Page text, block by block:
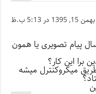
بهمن 15, 1395 در 5:13 ب.ظ
پیام تصویری یا همون
برا این کار؟
میکروکنترل میشه